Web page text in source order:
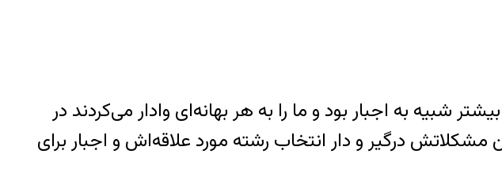
شبیه به اجبار بود و ما را به هر بهانه‌ای وادار می‌کردند در
درگیر و دار انتخاب رشته مورد علاقه‌اش و اجبار برای